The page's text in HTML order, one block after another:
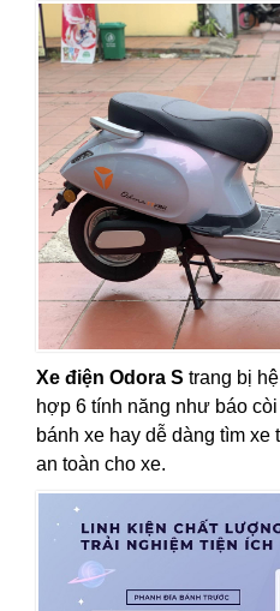
Xe điện Odora S trang bị
hợp 6 tính năng như báo
bánh xe hay dễ dàng tìm
an toàn cho xe.